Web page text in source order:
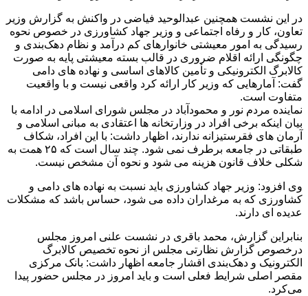
در این نشست همچنین عبدالوحید فیاضی در واکنش به گزارش وزیر
تعاون، کار و رفاه اجتماعی و وزیر جهاد کشاورزی در خصوص نحوه
رسیدگی به امور معیشتی خانوارهای کم درآمد و نظام دهک‌بندی و
چگونگی ارائه اقلام ضروری در قالب بسته معیشتی پایه به صورت
کالابرگ الکترونیکی و تأمین کالاهای اساسی و نهاده های دامی
گفت: آمارهایی که وزیر کار ارائه کرد واقعی نیست و با واقعیت
متفاوت است.
نماینده مردم نور و محمودآباد در مجلس شورای اسلامی در ادامه با
بیان اینکه برخی افراد در وزارتخانه ها اعتقادی به مبانی اسلامی و
آرمان های فقرستیزانه ندارند، اظهار داشت: با این افراد، شکاف
طبقاتی در جامعه برطرف نمی شود. چند سال است که ۲۵ همت به
شکلی خلاف قانون هزینه می شود و نحوه آن مشخص نیست.
وی افزود: وزیر جهاد کشاورزی باید نسبت به نهاده های دامی و
کشاورزی که به مرغداران داده می شود، حساس باشد که مشکلات
عدیده ای دارند.
بنابراین گزارش، محمد باقری در نشست علنی امروز مجلس
درخصوص گزارش نظارتی مجلس از نحوه تخصیص کالابرگ
الکترونیک و دهک‌بندی اقشار جامعه اظهار داشت: بانک مرکزی
مقصر اصلی شرایط فعلی است و باید امروز در مجلس حضور پیدا
می‌کرد.